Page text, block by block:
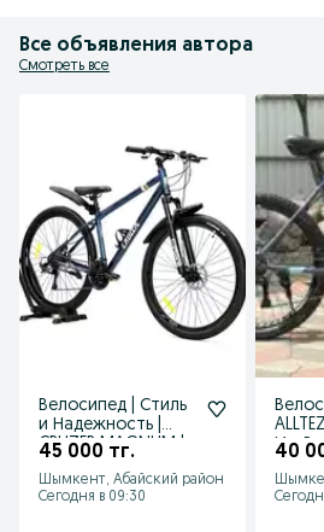
Все объявления автора
Смотреть все
Велосипед | Стиль
и Надежность |
CRUZER MAGNUM |
45 000 тг.
Шымкент, Абайский район
Сегодня в 09:30
И в
40